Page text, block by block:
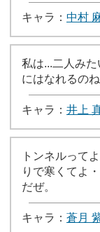
キャラ： 中村
私は...二人み
にはなれるの
キャラ： 井上
トンネルって
りで寒くてよ
だぜ。
キャラ： 蒼月